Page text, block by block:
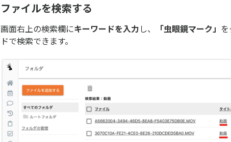
ファイルを検索する
画面右上の検索欄にキーワードを入力し、 「虫眼鏡マーク」
ドで検索できます。